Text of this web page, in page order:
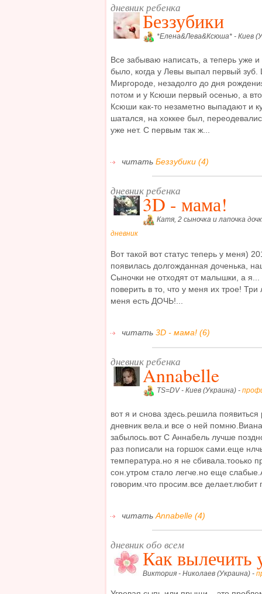
дневник ребенка
Беззубики
*Елена&Лева&Ксюша* - Киев
Все забываю написать, а теперь уже и
было, когда у Левы выпал первый зуб.
Миргороде, незадолго до дня
потом и у Ксюши первый осенью, а
Ксюши как-то незаметно выпадают и
шатался, на хоккее был,
уже нет. С первым так ж...
читать Беззубики (4)
дневник ребенка
3D - мама!
Катя, 2 сыночка и лапочка
дневник
Вот такой вот статус теперь у меня)
появилась долгожданная доченька,
Сыночки не отходят от малышки, а я...
поверить в то, что у меня их трое!
меня есть ДОЧЬ!...
читать 3D - мама! (6)
дневник ребенка
Annabelle
TS=DV - Киев (Украина) -
вот я и снова здесь.решила
дневник вела.и все о ней
забылось.вот С Аннабель лучше
раз пописали на горшок сами.еще
температура.но я не сбивала.тооько
сон.утром стало легче.но еще
говорим.что просим.все делает.любит
читать Annabelle (4)
дневник обо всем
Как вылечить
Виктория - Николаев (Украина) -